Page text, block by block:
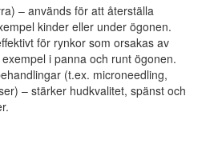
– används för att återställa
kinder eller under ögonen.
för rynkor som orsakas av
i panna och runt ögonen.
(t.ex. microneedling,
– stärker hudkvalitet, spänst och